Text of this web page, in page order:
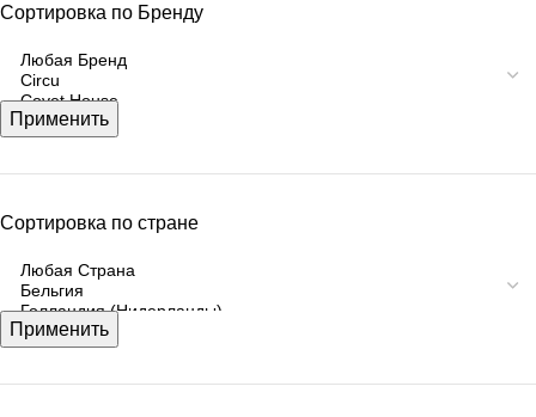
Сортировка по Бренду
Применить
Сортировка по стране
Применить